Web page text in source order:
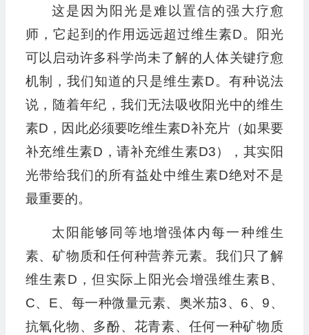
这是因为阳光是难以置信的强大疗愈
师，它起到的作用远远超过维生素D。阳光
可以启动许多科学尚未了解的人体关键疗愈
机制，我们知道的只是维生素D。有种说法
说，随着年纪，我们无法吸收阳光中的维生
素D，因此必须要吃维生素D补充片（如果要
补充维生素D，请补充维生素D3），其实阳
光带给我们的所有益处中维生素D绝对不是
最重要的。
太阳能够同等地增强体内每一种维生
素、矿物质和任何种营养元素。我们只了解
维生素D，但实际上阳光会增强维生素B、
C、E、每一种微量元素、奥米茄3、6、9、
抗氧化物、多酚、花青素、任何一种矿物质